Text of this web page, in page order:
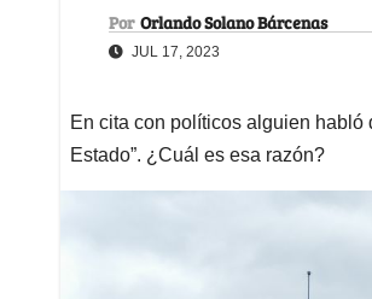
Por Orlando Solano Bárcenas
JUL 17, 2023
En cita con políticos alguien habló
Estado”. ¿Cuál es esa razón?